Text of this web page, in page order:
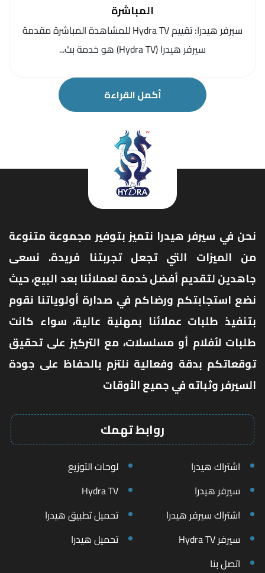
المباشرة
سيرفر هيدرا: تقييم Hydra TV للمشاهدة المباشرة مقدمة
سيرفر هيدرا (Hydra TV) هو خدمة بث...
أكمل القراءة
نحن في سيرفر هيدرا نتميز بتوفير مجموعة متنوعة
من الميزات التي تجعل تجربتنا فريدة. نسعى
جاهدين لتقديم أفضل خدمة لعملائنا بعد البيع، حيث
نضع استجابتكم ورضاكم في صدارة أولوياتنا نقوم
بتنفيذ طلبات عملائنا بمهنية عالية، سواء كانت
طلبات لأفلام أو مسلسلات، مع التركيز على تحقيق
توقعاتكم بدقة وفعالية نلتزم بالحفاظ على جودة
السيرفر وثباته في جميع الأوقات
روابط تهمك
اشتراك هيدرا
لوحات التوزيع
سيرفر هيدرا
Hydra TV
اشتراك سيرفر هيدرا
تحميل تطبيق هيدرا
سيرفر Hydra TV
تحميل هيدرا
اتصل بنا